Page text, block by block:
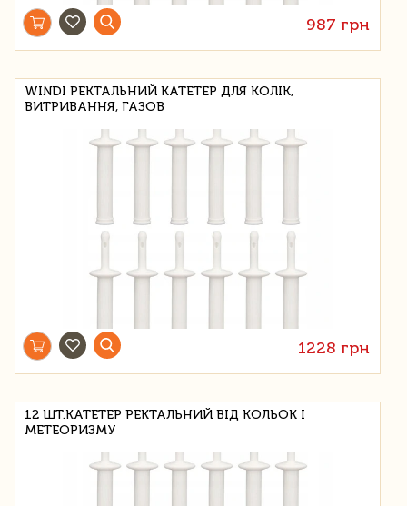
987 грн
WINDI РЕКТАЛЬНИЙ КАТЕТЕР ДЛЯ КОЛІК,
ВИТРИВАННЯ, ГАЗОВ
1228 грн
12 ШТ.КАТЕТЕР РЕКТАЛЬНИЙ ВІД КОЛЬОК І
МЕТЕОРИЗМУ